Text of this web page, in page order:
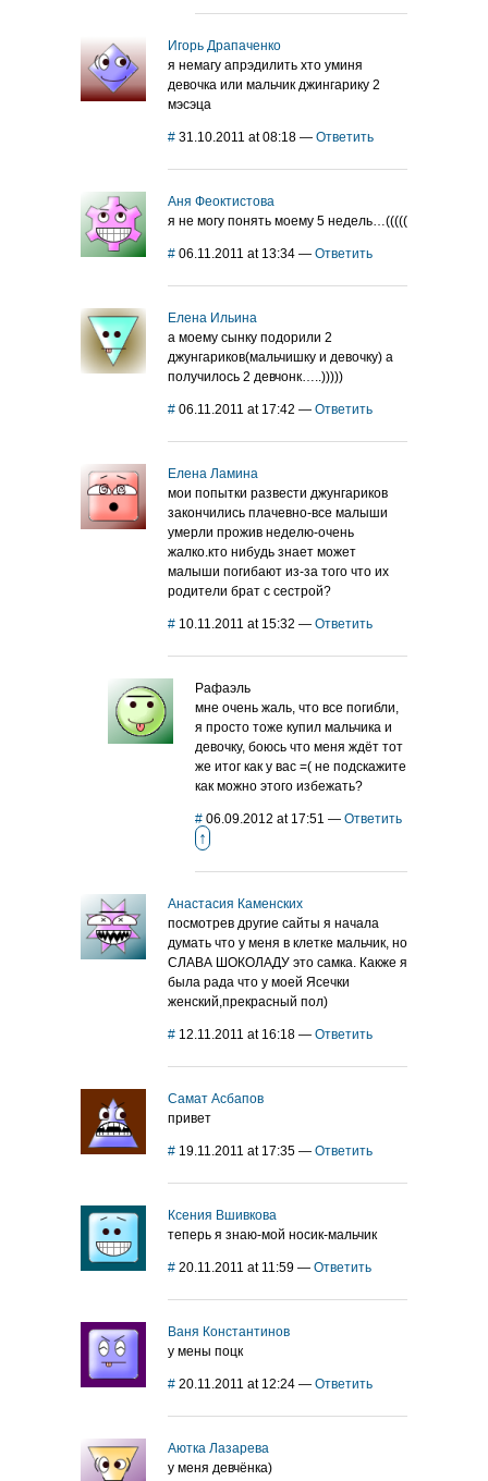
Игорь Драпаченко
я немагу апрэдилить хто уминя
девочка или мальчик джингарику 2
мэсэца
# 31.10.2011 at 08:18 — Ответить
Аня Феоктистова
я не могу понять моему 5 недель…(((((
# 06.11.2011 at 13:34 — Ответить
Елена Ильина
а моему сынку подорили 2
джунгариков(мальчишку и девочку) а
получилось 2 девчонк…..)))))
# 06.11.2011 at 17:42 — Ответить
Елена Ламина
мои попытки развести джунгариков
закончились плачевно-все малыши
умерли прожив неделю-очень
жалко.кто нибудь знает может
малыши погибают из-за того что их
родители брат с сестрой?
# 10.11.2011 at 15:32 — Ответить
Рафаэль
мне очень жаль, что все погибли,
я просто тоже купил мальчика и
девочку, боюсь что меня ждёт тот
же итог как у вас =( не подскажите
как можно этого избежать?
# 06.09.2012 at 17:51 — Ответить
↑
Анастасия Каменских
посмотрев другие сайты я начала
думать что у меня в клетке мальчик, но
СЛАВА ШОКОЛАДУ это самка. Какже я
была рада что у моей Ясечки
женский,прекрасный пол)
# 12.11.2011 at 16:18 — Ответить
Самат Асбапов
привет
# 19.11.2011 at 17:35 — Ответить
Ксения Вшивкова
теперь я знаю-мой носик-мальчик
# 20.11.2011 at 11:59 — Ответить
Ваня Константинов
у мены поцк
# 20.11.2011 at 12:24 — Ответить
Аютка Лазарева
у меня девчёнка)